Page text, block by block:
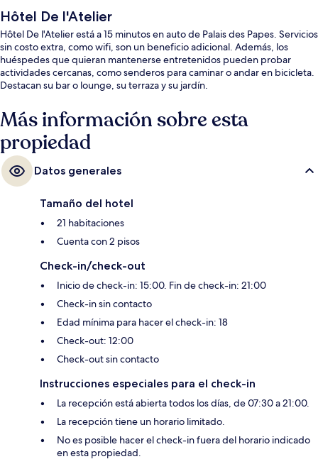
Hôtel De l'Atelier
Hôtel De l'Atelier está a 15 minutos en auto de Palais des Papes. Servicios
sin costo extra, como wifi, son un beneficio adicional. Además, los
huéspedes que quieran mantenerse entretenidos pueden probar
actividades cercanas, como senderos para caminar o andar en bicicleta.
Destacan su bar o lounge, su terraza y su jardín.
Más información sobre esta
propiedad
Datos generales
Tamaño del hotel
21 habitaciones
Cuenta con 2 pisos
Check-in/check-out
Inicio de check-in: 15:00. Fin de check-in: 21:00
Check-in sin contacto
Edad mínima para hacer el check-in: 18
Check-out: 12:00
Check-out sin contacto
Instrucciones especiales para el check-in
La recepción está abierta todos los días, de 07:30 a 21:00.
La recepción tiene un horario limitado.
No es posible hacer el check-in fuera del horario indicado
en esta propiedad.